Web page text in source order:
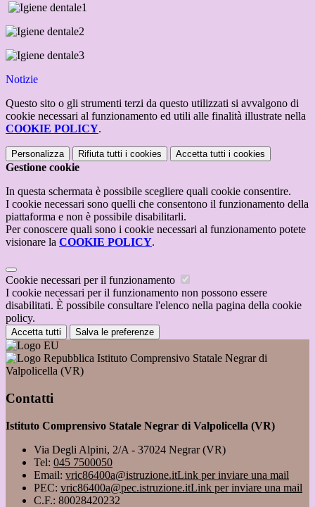
Notizie
Questo sito o gli strumenti terzi da questo utilizzati si avvalgono di
cookie necessari al funzionamento ed utili alle finalità illustrate nella
COOKIE POLICY.
Personalizza Rifiuta tutti i cookies Accetta tutti i cookies
Gestione cookie
In questa schermata è possibile scegliere quali cookie consentire.
I cookie necessari sono quelli che consentono il funzionamento della
piattaforma e non è possibile disabilitarli.
Per conoscere quali sono i cookie necessari al funzionamento potete
visionare la COOKIE POLICY.
Cookie necessari per il funzionamento
I cookie necessari per il funzionamento non possono essere
disabilitati. È possibile consultare l'elenco nella pagina della cookie
policy.
Accetta tutti Salva le preferenze
Istituto Comprensivo Statale Negrar di
Valpolicella (VR)
Contatti
Istituto Comprensivo Statale Negrar di Valpolicella (VR)
Via Degli Alpini, 2/A - 37024 Negrar (VR)
Tel: 045 7500050
Email: vric86400a@istruzione.itLink per inviare una mail
PEC: vric86400a@pec.istruzione.itLink per inviare una mail
C.F.: 80028420232